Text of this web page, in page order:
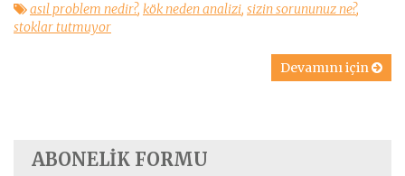
asıl problem nedir?, kök neden analizi, sizin sorununuz ne?,
stoklar tutmuyor
Devamını için
ABONELIK FORMU